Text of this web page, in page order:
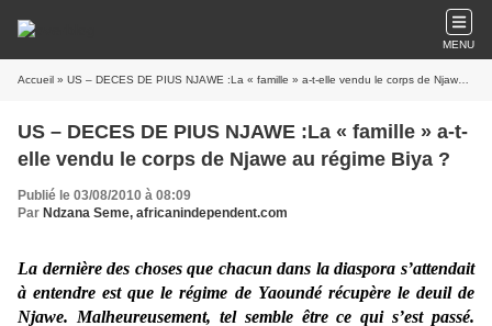
MENU
Accueil » US – DECES DE PIUS NJAWE :La « famille » a-t-elle vendu le corps de Njawe au régime Biya ?
US – DECES DE PIUS NJAWE :La « famille » a-t-
elle vendu le corps de Njawe au régime Biya ?
Publié le 03/08/2010 à 08:09
Par Ndzana Seme, africanindependent.com
La dernière des choses que chacun dans la diaspora s’attendait
à entendre est que le régime de Yaoundé récupère le deuil de
Njawe. Malheureusement, tel semble être ce qui s’est passé.